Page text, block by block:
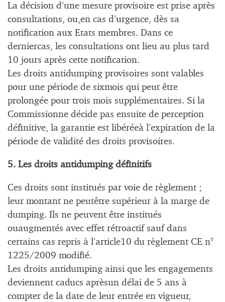
La décision d’une mesure provisoire est prise après
consultations, ou,en cas d’urgence, dès sa
notification aux Etats membres. Dans ce
derniercas, les consultations ont lieu au plus tard
10 jours après cette notification.
Les droits antidumping provisoires sont valables
pour une période de sixmois qui peut être
prolongée pour trois mois supplémentaires. Si la
Commissionne décide pas ensuite de perception
définitive, la garantie est libéréeà l’expiration de la
période de validité des droits provisoires.
5. Les droits antidumping définitifs
Ces droits sont institués par voie de règlement ;
leur montant ne peutêtre supérieur à la marge de
dumping. Ils ne peuvent être institués
ouaugmentés avec effet rétroactif sauf dans
certains cas repris à l’article10 du règlement CE n°
1225/2009 modifié.
Les droits antidumping ainsi que les engagements
deviennent caducs aprèsun délai de 5 ans à
compter de la date de leur entrée en vigueur,